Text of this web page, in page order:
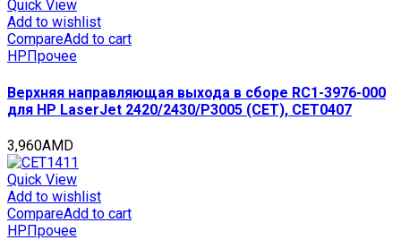
Quick View
Add to wishlist
CompareAdd to cart
HP Прочее
Верхняя направляющая выхода в сборе RC1-3976-000
для HP LaserJet 2420/2430/P3005 (CET), CET0407
3,960AMD
Quick View
Add to wishlist
CompareAdd to cart
HPПрочее